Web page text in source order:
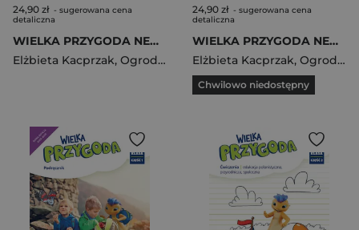
24,90 zł - sugerowana cena
detaliczna
WIELKA PRZYGODA NEON klasa 1 część 4 Podręcznik zintegrowany EDYCJA 2023-2025
Elżbieta Kacprzak, Ogrodowczyk Małgorzata ,Sawicka
24,90 zł - sugerowana cena
detaliczna
WIELKA PRZYGODA NEON klasa 1 część 2 Podręcznik zintegrowany EDYCJA 2023-2025
Elżbieta Kacprzak, Ogrodowczyk Małgorzata
Chwilowo niedostępny